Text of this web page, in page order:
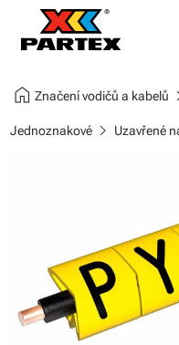
home Značení vodičů a kabelů
Jednoznakovéchevron_right Uzavřené